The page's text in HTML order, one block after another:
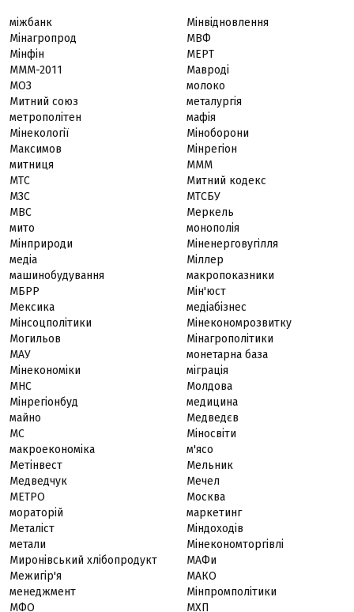
міжбанк
Мінвідновлення
Мінагропрод
МВФ
Мінфін
МЕРТ
МММ-2011
Мавроді
МОЗ
молоко
Митний союз
металургія
метрополітен
мафія
Мінекології
Міноборони
Максимов
Мінрегіон
митниця
МММ
МТС
Митний кодекс
МЗС
МТСБУ
МВС
Меркель
мито
монополія
Мінприроди
Міненерговугілля
медіа
Міллер
машинобудування
макропоказники
МБРР
Мін'юст
Мексика
медіабізнес
Мінсоцполітики
Мінекономрозвитку
Могильов
Мінагрополітики
МАУ
монетарна база
Мінекономіки
міграція
МНС
Молдова
Мінрегіонбуд
медицина
майно
Медведєв
МС
Міносвіти
макроекономіка
м'ясо
Метінвест
Мельник
Медведчук
Мечел
МЕТРО
Москва
мораторій
маркетинг
Металіст
Міндоходів
метали
Мінекономторгівлі
Миронівський хлібопродукт
МАФи
Межигір'я
МАКО
менеджмент
Мінпромполітики
МФО
МХП